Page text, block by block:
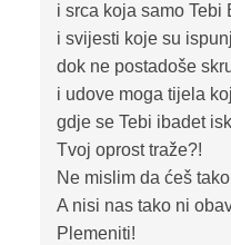
i srca koja samo Tebi
i svijesti koje su
dok ne postadoše
i udove moga tijela
gdje se Tebi ibadet
Tvoj oprost traže?!
Ne mislim da ćeš
A nisi nas tako ni
Plemeniti!